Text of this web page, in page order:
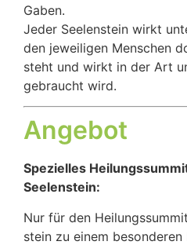
Gaben.
Jeder See­len­stein wirkt
den jewei­li­gen Men­schen
steht und wirkt in der Art
gebraucht wird.
Ange­bot
Spe­zi­el­les
See­len­stein:
Nur für den
stein zu einem